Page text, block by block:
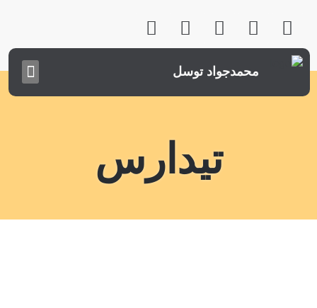
محمدجواد توسل
تیدارس